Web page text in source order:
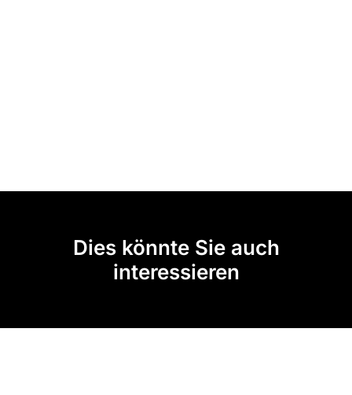
Dies könnte Sie auch
interessieren